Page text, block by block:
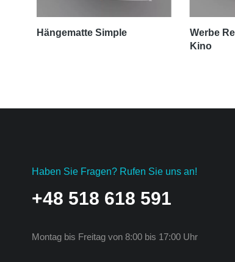
Hängematte Simple
Werbe
Kino
Haben Sie Fragen? Rufen Sie uns an!
+48 518 618 591
Montag bis Freitag von 8:00 bis 17:00 Uhr